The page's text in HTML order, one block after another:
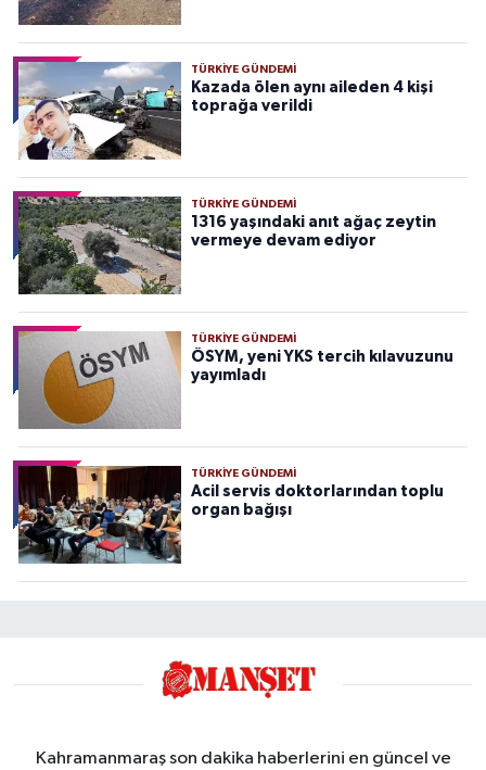
TÜRKIYE GÜNDEMI
Kazada ölen aynı aileden 4 kişi
toprağa verildi
TÜRKIYE GÜNDEMI
1316 yaşındaki anıt ağaç zeytin
vermeye devam ediyor
TÜRKIYE GÜNDEMI
ÖSYM, yeni YKS tercih kılavuzunu
yayımladı
TÜRKIYE GÜNDEMI
Acil servis doktorlarından toplu
organ bağışı
Kahramanmaraş son dakika haberlerini en güncel ve